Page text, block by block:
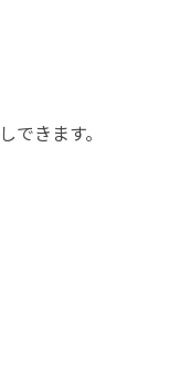
できます。